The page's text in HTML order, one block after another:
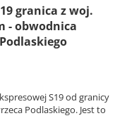
granica z woj.
- obwodnica
S19 od granicy
Podlaskiego. Jest to